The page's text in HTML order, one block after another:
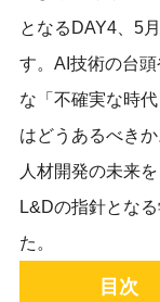
となるDAY4、5
す。AI技術の台
な「不確実な時
はどうあるべき
人材開発の未来
L&Dの指針とな
た。
目次